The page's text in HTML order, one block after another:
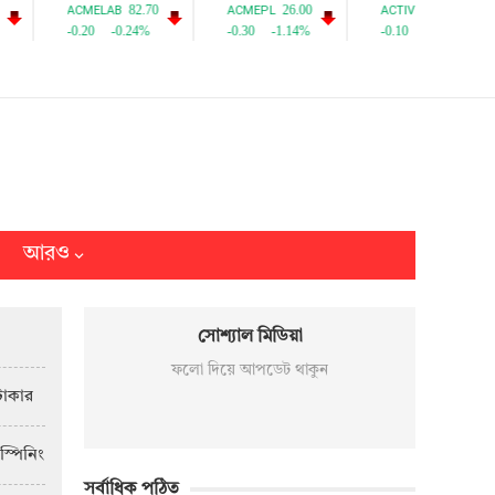
আরও
সোশ্যাল মিডিয়া
ফলো দিয়ে আপডেট থাকুন
সর্বাধিক পঠিত